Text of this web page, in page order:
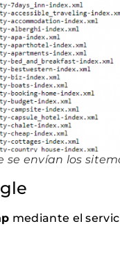
se envían los
mediante el